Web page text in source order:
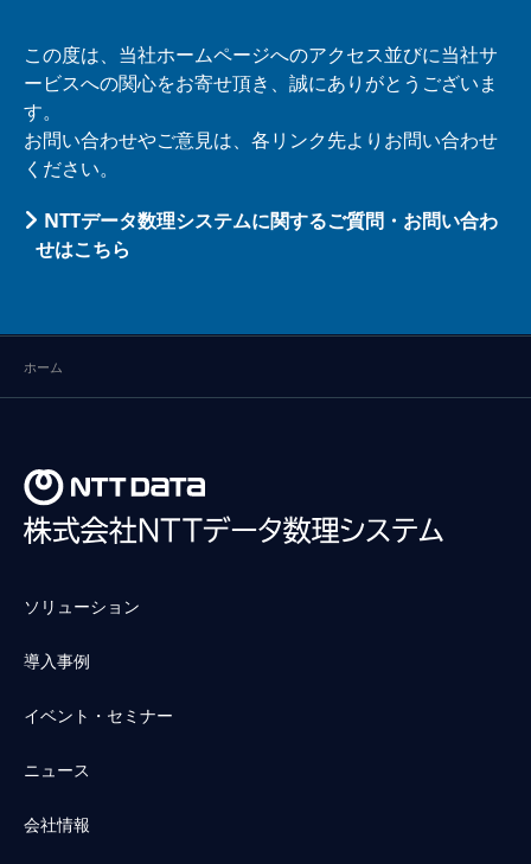
この度は、当社ホームページへのアクセス並びに当社サ
ービスへの関心をお寄せ頂き、誠にありがとうございま
す。
お問い合わせやご意見は、各リンク先よりお問い合わせ
ください。
NTTデータ数理システムに関するご質問・お問い合わ
せはこちら
ホーム
ソリューション
導入事例
イベント・セミナー
ニュース
会社情報